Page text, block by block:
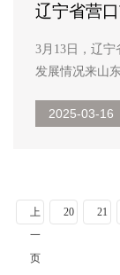
辽宁省营
集团参观
3月13日，辽
发展情况来山
星集团副总经理韩
2025-03-16
上
一
页
20 21